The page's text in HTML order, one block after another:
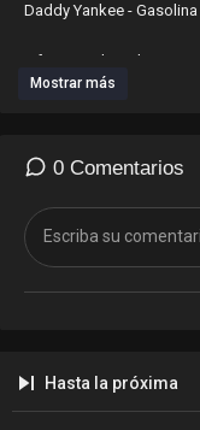
Daddy Yankee - Gasolina
Info - portal grada Vranja -
Mostrar más
0 Comentarios
Hasta la próxima